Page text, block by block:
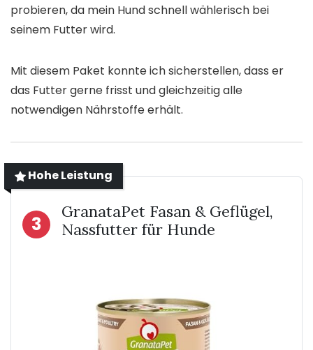
probieren, da mein Hund schnell wählerisch bei
seinem Futter wird.
Mit diesem Paket konnte ich sicherstellen, dass er
das Futter gerne frisst und gleichzeitig alle
notwendigen Nährstoffe erhält.
Hohe Leistung
3
GranataPet Fasan & Geflügel,
Nassfutter für Hunde